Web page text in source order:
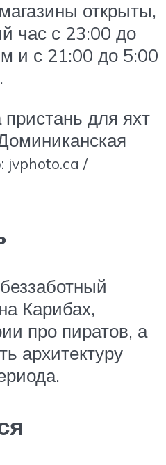
открыты,
час с 23:00 до
и с 21:00 до 5:00
для яхт
jvphoto.ca /
Карибах,
про пиратов, а
архитектуру